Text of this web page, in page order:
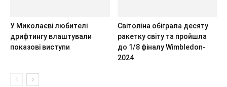
У Миколаєві любителі
дрифтингу влаштували
показові виступи
Світоліна обіграла десяту
ракетку світу та пройшла
до 1/8 фіналу Wimbledon-
2024